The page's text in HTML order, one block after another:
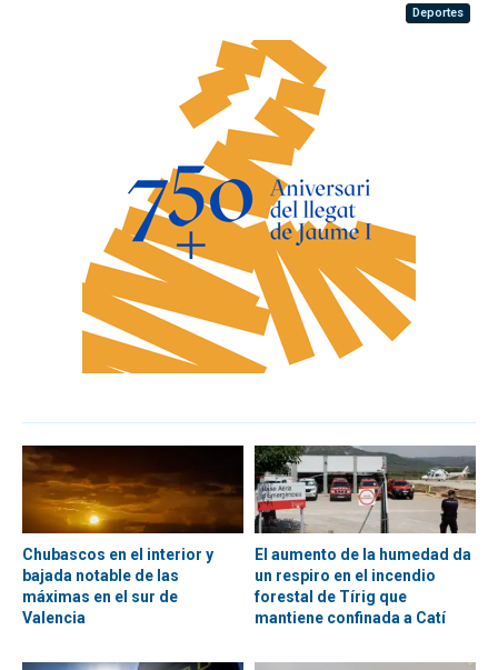
Deportes
Chubascos en el interior y
bajada notable de las
máximas en el sur de
Valencia
El aumento de la humedad da
un respiro en el incendio
forestal de Tírig que
mantiene confinada a Catí